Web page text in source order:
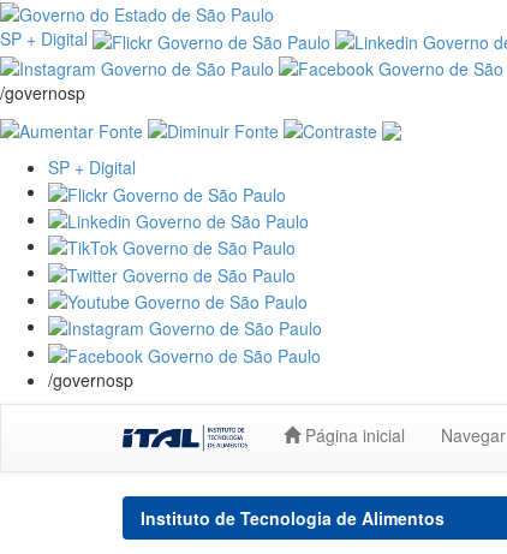
SP + Digital
/governosp
SP + Digital
/governosp
Página inicial Navegar
Instituto de Tecnologia de Alimentos